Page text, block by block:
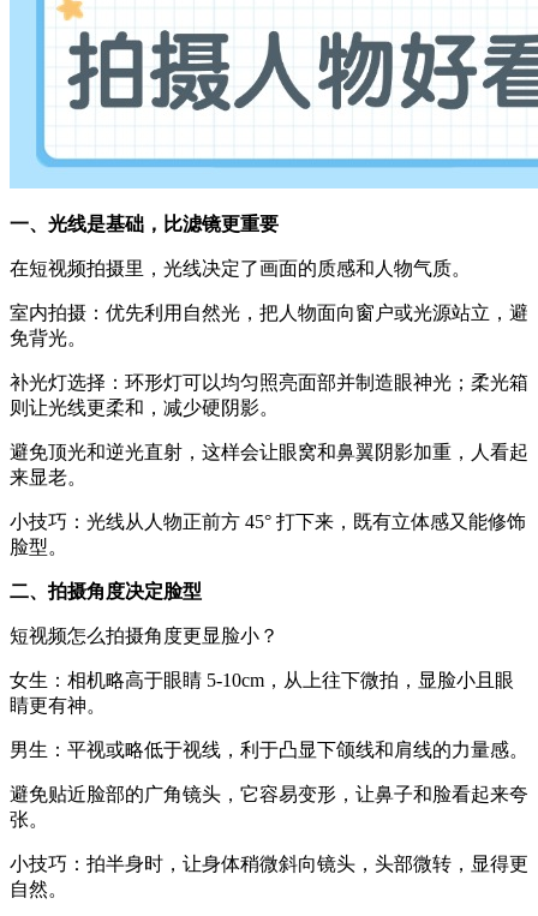
一、光线是基础，比滤镜更重要
在短视频拍摄里，光线决定了画面的质感和人物气质。
室内拍摄：优先利用自然光，把人物面向窗户或光源站立，避
免背光。
补光灯选择：环形灯可以均匀照亮面部并制造眼神光；柔光箱
则让光线更柔和，减少硬阴影。
避免顶光和逆光直射，这样会让眼窝和鼻翼阴影加重，人看起
来显老。
小技巧：光线从人物正前方 45° 打下来，既有立体感又能修饰
脸型。
二、拍摄角度决定脸型
短视频怎么拍摄角度更显脸小？
女生：相机略高于眼睛 5-10cm，从上往下微拍，显脸小且眼
睛更有神。
男生：平视或略低于视线，利于凸显下颌线和肩线的力量感。
避免贴近脸部的广角镜头，它容易变形，让鼻子和脸看起来夸
张。
小技巧：拍半身时，让身体稍微斜向镜头，头部微转，显得更
自然。